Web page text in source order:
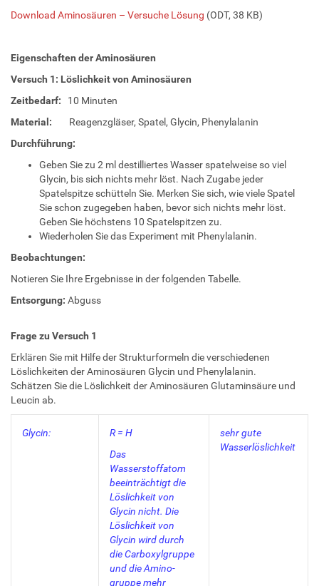
Download Aminosäuren – Versuche Lösung (ODT, 38 KB)
Eigenschaften der Aminosäuren
Versuch 1: Löslichkeit von Aminosäuren
Zeitbedarf: 10 Minuten
Material: Reagenzgläser, Spatel, Glycin, Phenylalanin
Durchführung:
Geben Sie zu 2 ml destilliertes Wasser spatelweise so viel
Glycin, bis sich nichts mehr löst. Nach Zugabe jeder
Spatelspitze schütteln Sie. Merken Sie sich, wie viele Spatel
Sie schon zugegeben haben, bevor sich nichts mehr löst.
Geben Sie höchstens 10 Spatelspitzen zu.
Wiederholen Sie das Experiment mit Phenylalanin.
Beobachtungen:
Notieren Sie Ihre Ergebnisse in der folgenden Tabelle.
Entsorgung: Abguss
Frage zu Versuch 1
Erklären Sie mit Hilfe der Strukturformeln die verschiedenen
Löslichkeiten der Aminosäuren Glycin und Phenylalanin.
Schätzen Sie die Löslichkeit der Aminosäuren Glutaminsäure und
Leucin ab.
Glycin:
R = H
Das
Wasserstoffatom
beeinträchtigt die
Löslichkeit von
Glycin nicht. Die
Löslichkeit von
Glycin wird durch
die Carboxylgruppe
und die Amino-
gruppe mehr
sehr gute
Wasserlöslichkeit